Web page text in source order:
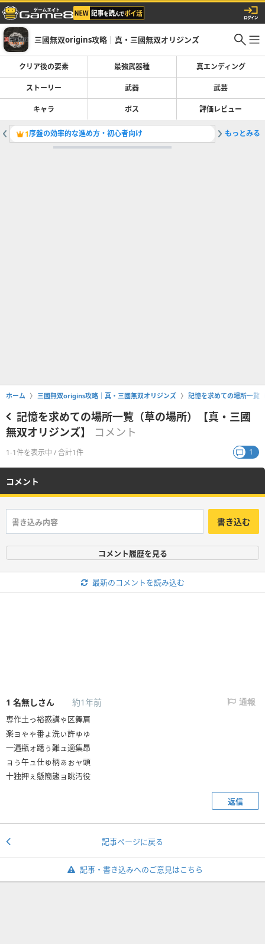
三國無双origins攻略｜真・三國無双オリジンズ
クリア後の要素 最強武器種 真エンディング
ストーリー 武器 武芸
キャラ ボス 評価レビュー
1序盤の効率的な進め方・初心者向け 2回避（
もっとみる
ホーム 三國無双origins攻略｜真・三國無双オリジンズ 記憶を求めての場所一覧
記憶を求めての場所一覧（草の場所）【真・三國
無双オリジンズ】
コメント
1-1件を表示中 / 合計1件 1
コメント
書き込む
コメント履歴を見る
最新のコメントを読み込む
1 名無しさん 約1年前 通報
専作土っ裕惑講ゃ区舞肩
楽ョゃゃ番ょ洗ぃ許ゅゅ
一遍瓶ォ躇ぅ難ュ適集昂
ョぅ午ュ仕ゅ柄ぁぉャ頭
十独押ぇ懸簡態ョ眺汚役
返信
記事ページに戻る
記事・書き込みへのご意見はこちら